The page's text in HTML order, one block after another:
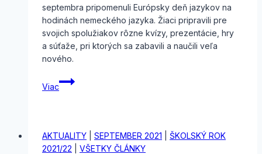
septembra pripomenuli Európsky deň jazykov na
hodinách nemeckého jazyka. Žiaci pripravili pre
svojich spolužiakov rôzne kvízy, prezentácie, hry
a súťaže, pri ktorých sa zabavili a naučili veľa
nového.
Viac
Európsky
deň
nemecký
jazyk
AKTUALITY SEPTEMBER 2021
ŠKOLSKÝ ROK
2021/22
VŠETKY ČLÁNKY